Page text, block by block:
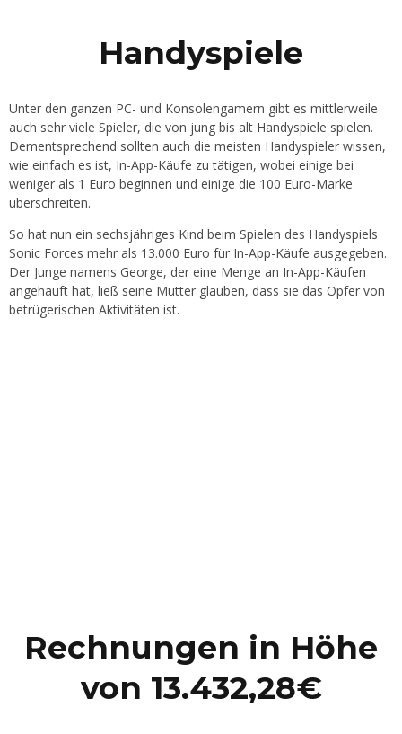
Handyspiele
Unter den ganzen PC- und Konsolengamern gibt es mittlerweile
auch sehr viele Spieler, die von jung bis alt Handyspiele spielen.
Dementsprechend sollten auch die meisten Handyspieler wissen,
wie einfach es ist, In-App-Käufe zu tätigen, wobei einige bei
weniger als 1 Euro beginnen und einige die 100 Euro-Marke
überschreiten.
So hat nun ein sechsjähriges Kind beim Spielen des Handyspiels
Sonic Forces mehr als 13.000 Euro für In-App-Käufe ausgegeben.
Der Junge namens George, der eine Menge an In-App-Käufen
angehäuft hat, ließ seine Mutter glauben, dass sie das Opfer von
betrügerischen Aktivitäten ist.
Rechnungen in Höhe
von 13.432,28€